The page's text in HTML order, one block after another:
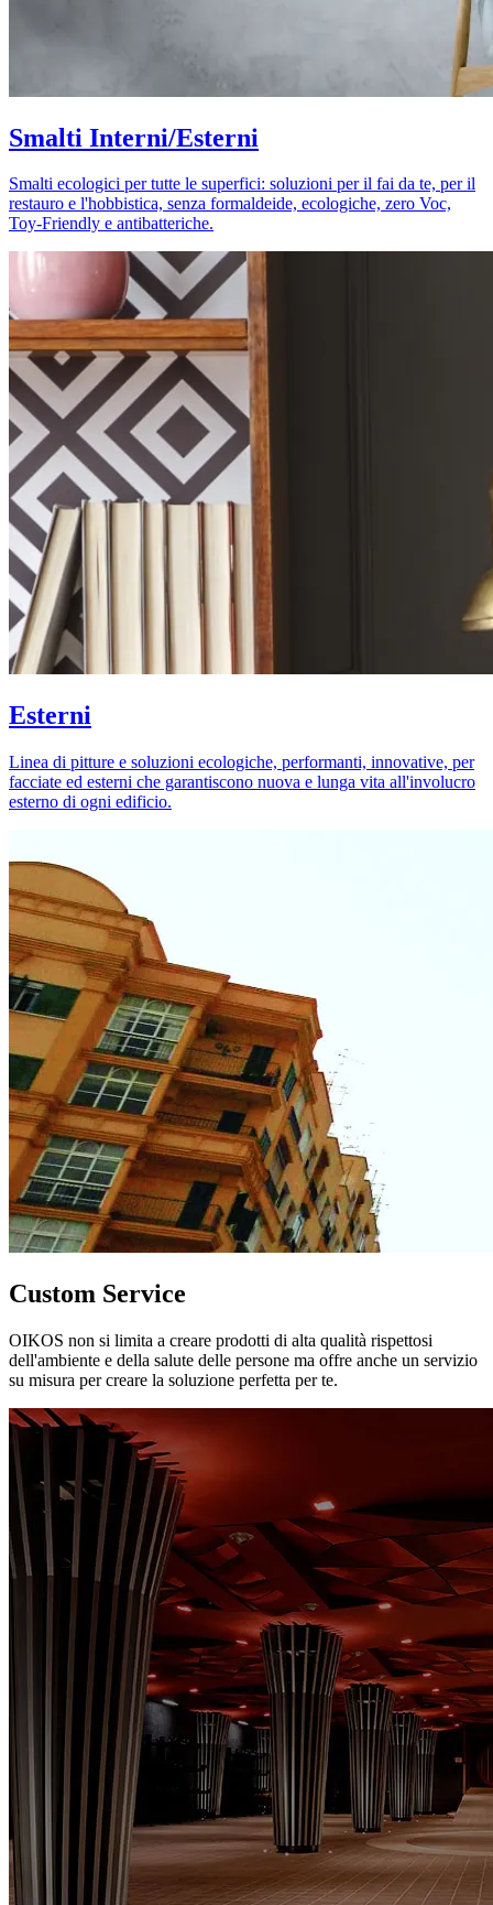
Smalti Interni/Esterni
Smalti ecologici per tutte le superfici: soluzioni per il fai da te, per il
restauro e l'hobbistica, senza formaldeide, ecologiche, zero Voc,
Toy-Friendly e antibatteriche.
Esterni
Linea di pitture e soluzioni ecologiche, performanti, innovative, per
facciate ed esterni che garantiscono nuova e lunga vita all'involucro
esterno di ogni edificio.
Custom Service
OIKOS non si limita a creare prodotti di alta qualità rispettosi
dell'ambiente e della salute delle persone ma offre anche un servizio
su misura per creare la soluzione perfetta per te.